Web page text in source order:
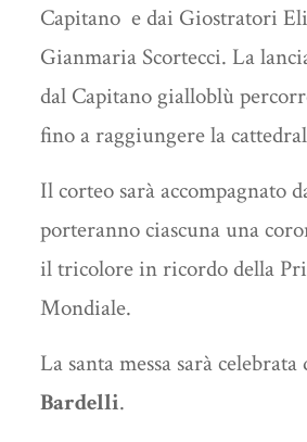
Capitano e dai Giostratori
Gianmaria Scortecci. La
dal Capitano gialloblù
fino a raggiungere la
Il corteo sarà accompagnato
porteranno ciascuna una
il tricolore in ricordo della
Mondiale.
La santa messa sarà celebrata
Bardelli.